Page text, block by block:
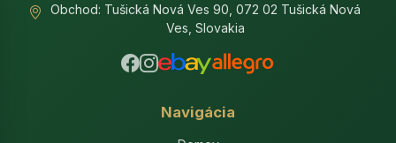
Obchod: Tušická Nová Ves 90, 072 02 Tušická Nová
Ves, Slovakia
Navigácia